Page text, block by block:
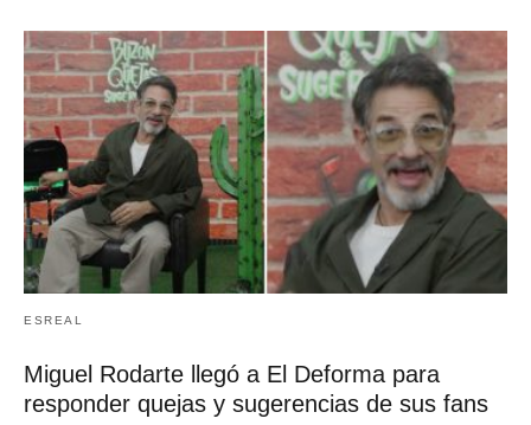
ESREAL
Miguel Rodarte llegó a El Deforma para
responder quejas y sugerencias de sus fans